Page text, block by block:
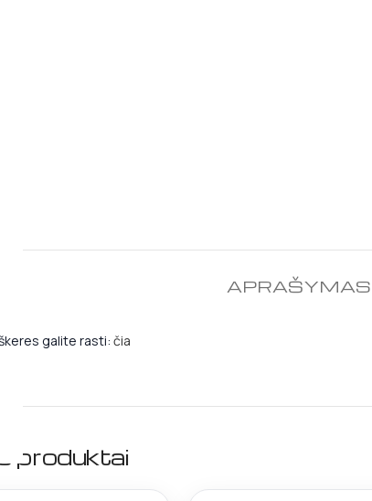
APRAŠYMAS
galite rasti: čia
produktai